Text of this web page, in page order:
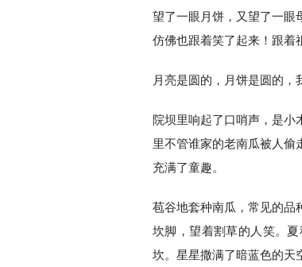
望了一眼月饼，又望了一眼
仿佛也跟着笑了起来！跟着
月亮是圆的，月饼是圆的，
院坝里响起了口哨声，是小
里不管谁家的老南瓜被人偷
充满了童趣。
苞谷地套种南瓜，常见的品
坎脚，望着割草的人笑。
坎。星星撒满了暗蓝色的天